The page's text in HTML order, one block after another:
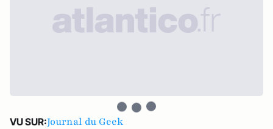
VU SUR:Journal du Geek